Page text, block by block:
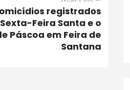
registrados
Feira Santa e o
Páscoa em Feira de
Santana